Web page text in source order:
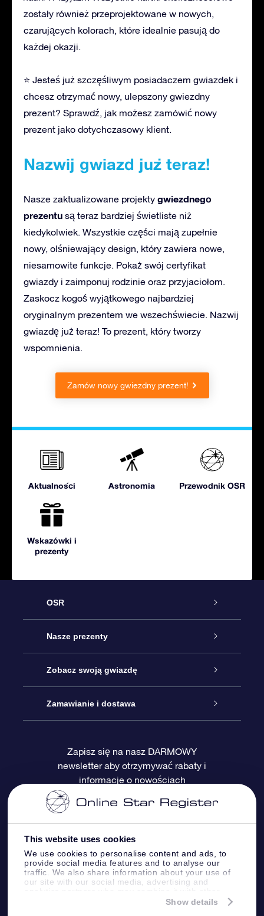
This website uses cookies
We use cookies to personalise content and ads, to
provide social media features and to analyse our
traffic. We also share information about your use of
our site with our social media, advertising and
information that you’ve provided to them or that
Show details
zostały również przeprojektowane w nowych,
czarujących kolorach, które idealnie pasują do
każdej okazji.
⭐ Jesteś już szczęśliwym posiadaczem gwiazdek i
chcesz otrzymać nowy, ulepszony gwiezdny
prezent? Sprawdź, jak możesz zamówić nowy
prezent jako dotychczasowy klient.
Nazwij gwiazd już teraz!
Nasze zaktualizowane projekty gwiezdnego
prezentu są teraz bardziej świetliste niż
kiedykolwiek. Wszystkie części mają zupełnie
nowy, olśniewający design, który zawiera nowe,
niesamowite funkcje. Pokaż swój certyfikat
gwiazdy i zaimponuj rodzinie oraz przyjaciołom.
Zaskocz kogoś wyjątkowego najbardziej
oryginalnym prezentem we wszechświecie. Nazwij
gwiazdę już teraz! To prezent, który tworzy
wspomnienia.
Zamów nowy gwiezdny prezent!
Aktualności Astronomia Przewodnik OSR
Wskazówki i
prezenty
OSR
Obsługa
Kontakt
Blog
Recenzje
Nasze prezenty
Podarunek Gwiazda Online
Pakiet Podarunkowy OSR
Karta podarunkowa OSR
Prezenty firmowe
Zobacz swoją gwiazdę
Rejestr Gwiazd
Sprsonalizowana Strona Gwiazdy
One Million Stars
Gwieździsty Wygaszacz Ekranu OSR
Aplikacja VR „Fly me to the stars”
Zamawianie i dostawa
Metody płatności
Dostawa
Polityka zwrotów
Gwiazdozbiorach
Zapisz się na nasz DARMOWY
newsletter aby otrzymywać rabaty i
informacje o nowościach